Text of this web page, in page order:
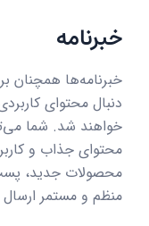
خبرنامه
خبرنامه‌ها همچنان
دنبال محتوای
خواهند شد. شما
محتوای جذاب و
محصولات جدید،
منظم و مستمر ارسال